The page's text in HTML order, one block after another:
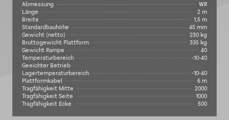
Abmessung
WR
Länge
2 m
Breite
1,5 m
Standardbauhöhe
45 mm
Gewicht (netto)
230 kg
Bruttogewicht Plattform
335 kg
Gewicht Rampe
40
Temperaturbereich
Geeichter Betrieb
-10-40
Lagertemperaturbereich
-10-40
Plattformkabel
6 m
Tragfähigkeit Mitte
2000
Tragfähigkeit Seite
1000
Tragfähigkeit Ecke
500